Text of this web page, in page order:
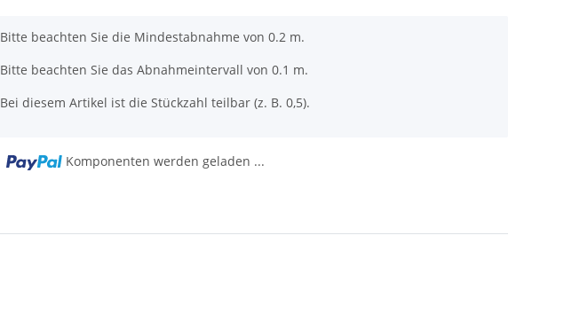
x
Bitte beachten Sie die Mindestabnahme von 0.2 m.
Bitte beachten Sie das Abnahmeintervall von 0.1 m.
Bei diesem Artikel ist die Stückzahl teilbar (z. B. 0,5).
Komponenten werden geladen ...